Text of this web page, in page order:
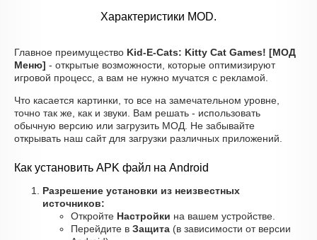
Характеристики MOD.
Главное преимущество Kid-E-Cats: Kitty Cat Games! [МОД
Меню] - открытые возможности, которые оптимизируют
игровой процесс, а вам не нужно мучатся с рекламой.
Что касается картинки, то все на замечательном уровне,
точно так же, как и звуки. Вам решать - использовать
обычную версию или загрузить МОД. Не забывайте
открывать наш сайт для загрузки различных приложений.
Как установить APK файл на Android
Разрешение установки из неизвестных
источников:
Откройте Настройки на вашем устройстве.
Перейдите в Защита (в зависимости от версии